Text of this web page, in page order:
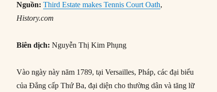
Nguồn: Third Estate makes Tennis Court Oath,
History.com
Biên dịch: Nguyễn Thị Kim Phụng
Vào ngày này năm 1789, tại Versailles, Pháp, các đại biểu
của Đẳng cấp Thứ Ba, đại diện cho thường dân và tăng lữ